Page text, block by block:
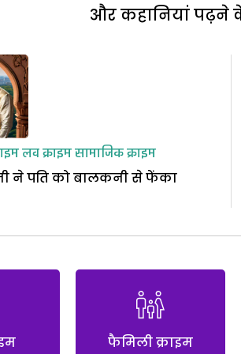
और कहानियां पढ़ने
लव क्राइमसामाजिक क्राइम
ने पति को बालकनी से फेंका
फैमिली क्राइम